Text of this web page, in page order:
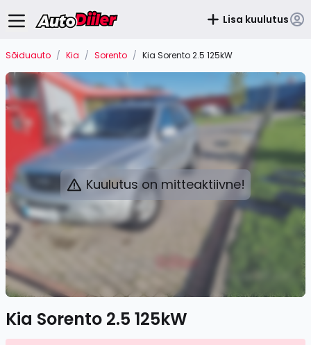
Lisa kuulutus
Sõiduauto / Kia / Sorento / Kia Sorento 2.5 125kW
Kuulutus on mitteaktiivne!
Kia Sorento 2.5 125kW